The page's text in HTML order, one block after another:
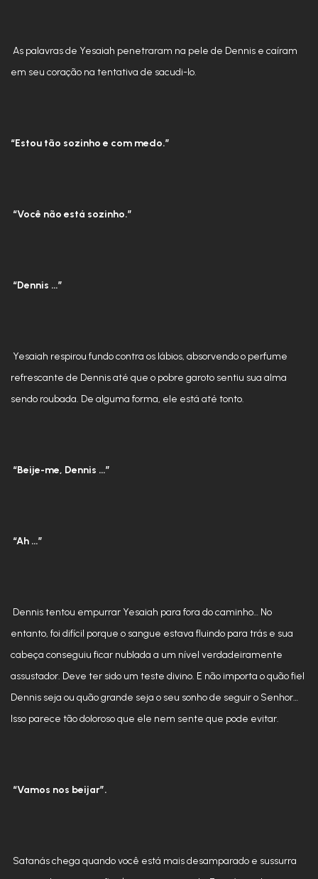
As palavras de Yesaiah penetraram na pele de Dennis e caíram
em seu coração na tentativa de sacudi-lo.
“Estou tão sozinho e com medo.”
“Você não está sozinho.”
“Dennis …”
Yesaiah respirou fundo contra os lábios, absorvendo o perfume
refrescante de Dennis até que o pobre garoto sentiu sua alma
sendo roubada. De alguma forma, ele está até tonto.
“Beije-me, Dennis …”
“Ah …”
Dennis tentou empurrar Yesaiah para fora do caminho… No
entanto, foi difícil porque o sangue estava fluindo para trás e sua
cabeça conseguiu ficar nublada a um nível verdadeiramente
assustador. Deve ter sido um teste divino. E não importa o quão fiel
Dennis seja ou quão grande seja o seu sonho de seguir o Senhor…
Isso parece tão doloroso que ele nem sente que pode evitar.
“Vamos nos beijar”.
Satanás chega quando você está mais desamparado e sussurra